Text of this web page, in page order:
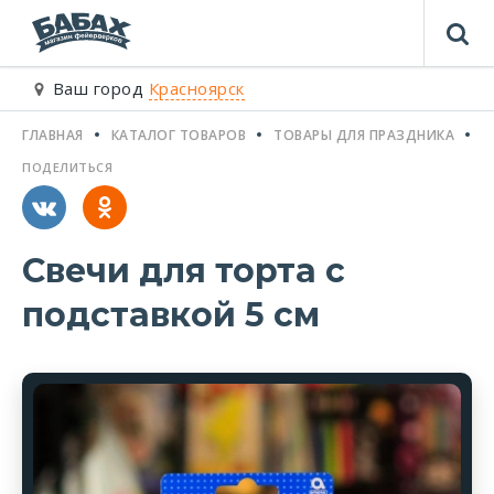
Ваш город Красноярск
ГЛАВНАЯ КАТАЛОГ ТОВАРОВ ТОВАРЫ ДЛЯ ПРАЗДНИКА
Свечи для торта с
подставкой 5 см
ПОДЕЛИТЬСЯ